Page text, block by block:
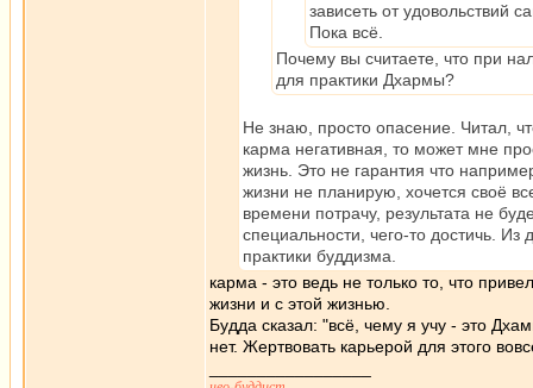
зависеть от удовольствий
Пока всё.
Почему вы считаете, что при
для практики Дхармы?
Не знаю, просто опасение. Читал,
карма негативная, то может мне
жизнь. Это не гарантия что
жизни не планирую, хочется своё
времени потрачу, результата не
специальности, чего-то достичь.
практики буддизма.
карма - это ведь не только то, что
жизни и с этой жизнью.
Будда сказал: "всё, чему я учу - это
нет. Жертвовать карьерой для этого